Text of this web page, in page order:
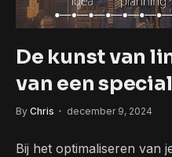
De kunst van
van een
By Chris december 9, 2024
Bij het optimaliseren van